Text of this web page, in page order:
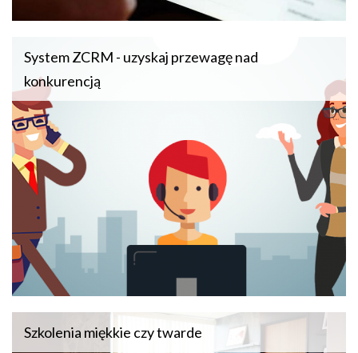
System ZCRM - uzyskaj przewagę nad
konkurencją
Szkolenia miękkie czy twarde